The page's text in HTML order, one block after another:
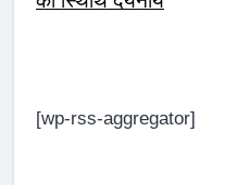
[wp-rss-aggregator]